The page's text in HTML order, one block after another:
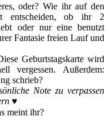
oder? Wie ihr auf den
entscheiden, ob ihr 2
oder nur eine benutzt
Fantasie freien Lauf und
Geburtstagskarte wird
vergessen. Außerdem:
schrieb?
Note zu verpassen
♥
meint ihr?